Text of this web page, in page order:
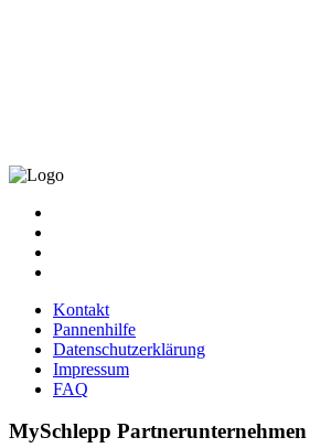
Kontakt
Pannenhilfe
Datenschutzerklärung
Impressum
FAQ
MySchlepp Partnerunternehmen